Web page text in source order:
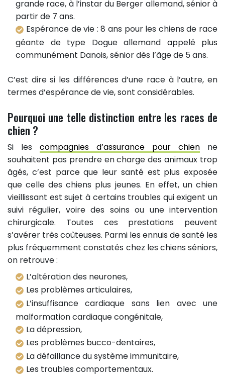
grande race, à l’instar du Berger allemand, sénior à
partir de 7 ans.
Espérance de vie : 8 ans pour les chiens de race
géante de type Dogue allemand appelé plus
communément Danois, sénior dès l’âge de 5 ans.
C’est dire si les différences d’une race à l’autre, en
termes d’espérance de vie, sont considérables.
Pourquoi une telle distinction entre les races de
chien ?
Si les compagnies d’assurance pour chien ne
souhaitent pas prendre en charge des animaux trop
âgés, c’est parce que leur santé est plus exposée
que celle des chiens plus jeunes. En effet, un chien
vieillissant est sujet à certains troubles qui exigent un
suivi régulier, voire des soins ou une intervention
chirurgicale. Toutes ces prestations peuvent
s’avérer très coûteuses. Parmi les ennuis de santé les
plus fréquemment constatés chez les chiens séniors,
on retrouve :
L’altération des neurones,
Les problèmes articulaires,
L’insuffisance cardiaque sans lien avec une
malformation cardiaque congénitale,
La dépression,
Les problèmes bucco-dentaires,
La défaillance du système immunitaire,
Les troubles comportementaux.